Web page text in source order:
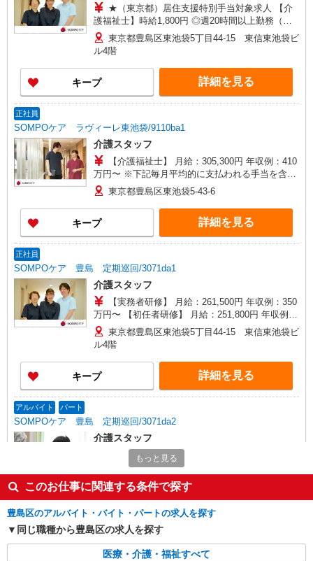
★（東京都）居住支援特別手当対象求人 【介
護福祉士】時給1,800円 ◎週20時間以上勤務（社
保加入者）の場合は時給1,850円 ＊早朝夜間（〜8
時、18時〜）：時給2,250円〜 ＊日曜祝日：時給
2,100円〜 【実務者研修・初任者研修（ヘルパー1
級・2級）】時給1,720円 ◎週20時間以上勤務（社
保加入者）の場合は時給1,770円 ＊早朝夜間（〜8
時、18時〜）：時給2,150円〜 ＊日曜祝日：時給
ンセル手当：職務時給の60％支給 ※居住支援特別
手当は勤続5年目までの方はさらに時給＋50円（再
入社者は除く）
東京都豊島区東池袋5丁目44-15 東信東池袋ビ
ル4階
キープ 詳細を見る
正社員
SOMPOケア ラヴィーレ東池袋/9110ba1
介護スタッフ
【介護福祉士】 月給：305,300円 年収例：410
万円〜 ※下記毎月平均的に支払われる手当を含み
ます。 ・職務手当 ・特別職務手当 ・特別地域手
当 ・（東京都）居住支援特別手当 ・働きがい向上
手当 ・特別夜勤手当 ・日祝手当（月平均2回分）
・夜勤手当（月平均5回分） ※居住支援特別手当
は勤続5年目までの方はさらに1万円支給（再入社
業時は別途時間外手当支給（超過1分〜）
東京都豊島区東池袋5-43-6
キープ 詳細を見る
正社員
SOMPOケア 豊島 定期巡回/3071da1
介護スタッフ
【実務者研修】 月給：261,500円 年収例：350
万円〜 【初任者研修】 月給：251,800円 年収例：
340万円〜 ※職務手当、（東京都）居住支援特別
手当、働きがい向上手当、日祝手当（月平均2回
分）、在宅手当（月平均20回分）等、毎月平均的
に支払われる手当を含みます。 ※居住支援特別手
当は勤続5年目までの方はさらに1万円支給（再入
社は除く） ◎賞与：基本給2.08ヶ月分/年支給 ◎
東京都豊島区東池袋5丁目44-15 東信東池袋ビ
ル4階
キープ 詳細を見る
アルバイト パート
SOMPOケア 豊島 定期巡回/3071da2
介護スタッフ
★（東京都）居住支援特別手当対象求人 【介
護福祉士】 時給1,444円 ◎週20時間以上勤務（社
保加入者）の場合は時給1,494円 【実務者研修・
初任者研修（ヘルパー1級・2級）】 時給1,364円
◎週20時間以上勤務（社保加入者）の場合は時給
1,414円 ※居住支援特別手当は勤続5年目までの方
はさらに時給＋50円（再入社者は除く） ◎夜勤勤
務の場合別途手当あり：4,000円/回
東京都豊島区東池袋5丁目44-15 東信東池袋ビ
ル4階
キープ
もっと見る
このお仕事に関連する条件で探す
豊島区のアルバイト・バイト・パートの求人を探す
同じ職種から豊島区の求人を探す
医療・介護・福祉すべて